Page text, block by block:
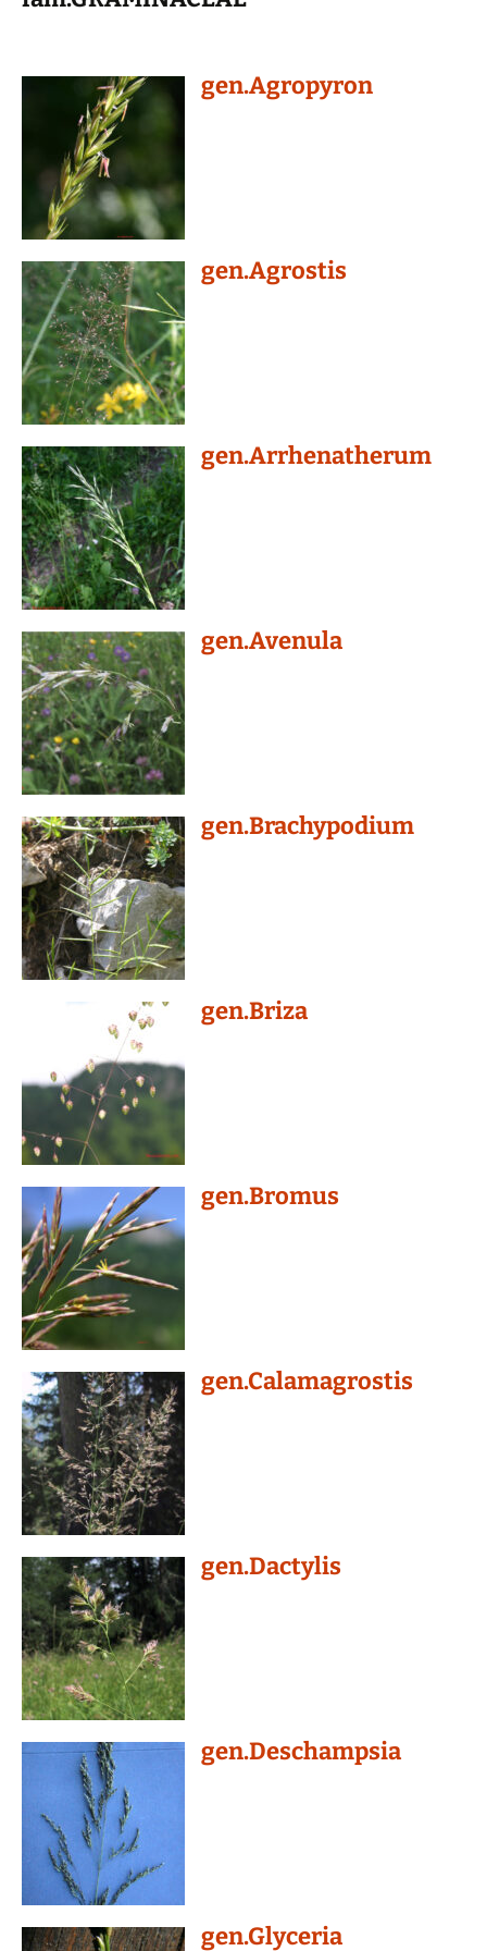
gen.Agropyron
gen.Agrostis
gen.Arrhenatherum
gen.Avenula
gen.Brachypodium
gen.Briza
gen.Bromus
gen.Calamagrostis
gen.Dactylis
gen.Deschampsia
gen.Glyceria